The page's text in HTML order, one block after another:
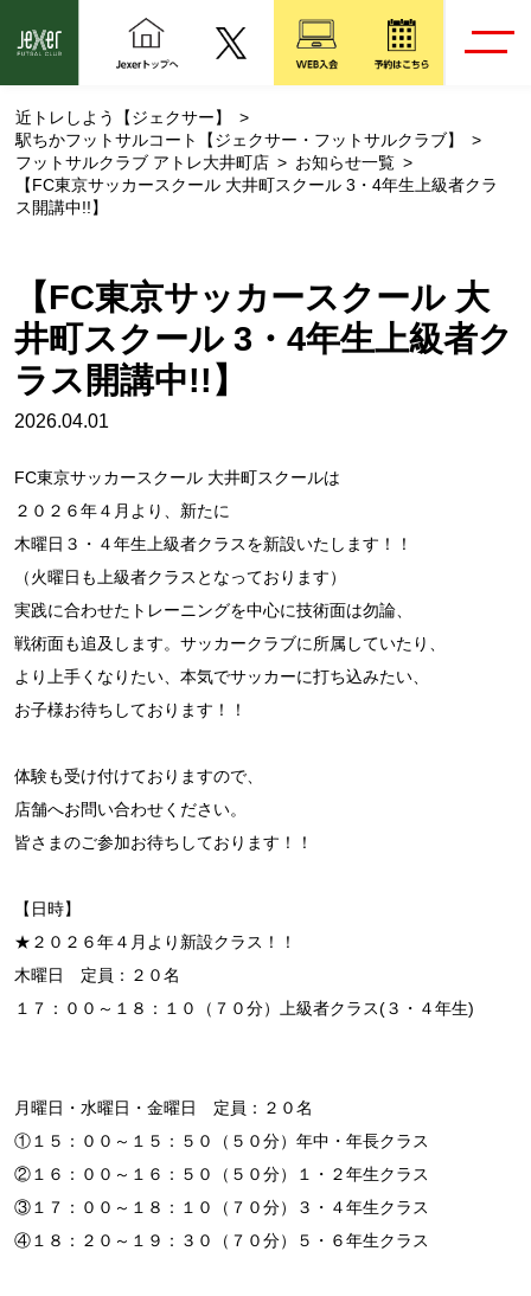
近トレしよう【ジェクサー】
駅ちかフットサルコート【ジェクサー・フットサルクラブ】
フットサルクラブ アトレ大井町店
お知らせ一覧
【FC東京サッカースクール 大井町スクール 3・4年生上級者クラ
ス開講中!!】
【FC東京サッカースクール 大
井町スクール 3・4年生上級者ク
ラス開講中!!】
2026.04.01
FC東京サッカースクール 大井町スクールは
２０２６年４月より、新たに
木曜日３・４年生上級者クラスを新設いたします！！
（火曜日も上級者クラスとなっております）
実践に合わせたトレーニングを中心に技術面は勿論、
戦術面も追及します。サッカークラブに所属していたり、
より上手くなりたい、本気でサッカーに打ち込みたい、
お子様お待ちしております！！
体験も受け付けておりますので、
店舗へお問い合わせください。
皆さまのご参加お待ちしております！！
【日時】
★２０２６年４月より新設クラス！！
木曜日 定員：２０名
１７：００～１８：１０（７０分）上級者クラス(３・４年生)
月曜日・水曜日・金曜日 定員：２０名
①１５：００～１５：５０（５０分）年中・年長クラス
②１６：００～１６：５０（５０分）１・２年生クラス
③１７：００～１８：１０（７０分）３・４年生クラス
④１８：２０～１９：３０（７０分）５・６年生クラス